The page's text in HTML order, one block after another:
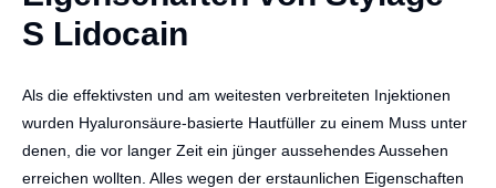
S Lidocain
Als die effektivsten und am weitesten verbreiteten Injektionen
wurden Hyaluronsäure-basierte Hautfüller zu einem Muss unter
denen, die vor langer Zeit ein jünger aussehendes Aussehen
erreichen wollten. Alles wegen der erstaunlichen Eigenschaften